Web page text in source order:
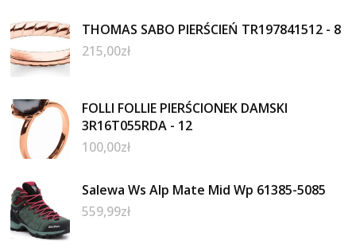
THOMAS SABO PIERŚCIEŃ TR197841512 - 8
215,00zł
FOLLI FOLLIE PIERŚCIONEK DAMSKI
3R16T055RDA - 12
100,00zł
Salewa Ws Alp Mate Mid Wp 61385-5085
559,99zł